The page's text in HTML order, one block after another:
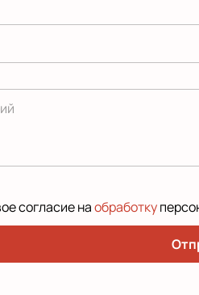
согласие наобработку